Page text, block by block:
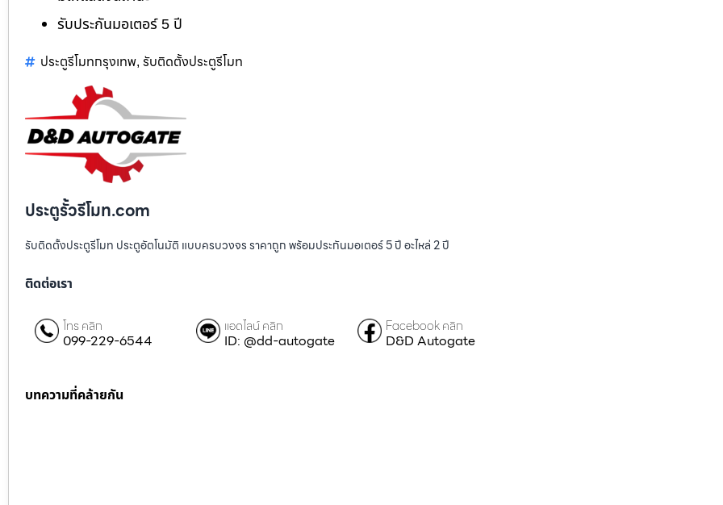
รับประกันมอเตอร์ 5 ปี
ประตูรีโมทกรุงเทพ, รับติดตั้งประตูรีโมท
ประตูรั้วรีโมท.com
รับติดตั้งประตูรีโมท ประตูอัตโนมัติ แบบครบวงจร ราคาถูก พร้อมประกันมอเตอร์ 5 ปี อะไหล่ 2 ปี
ติดต่อเรา
โทร คลิก
099-229-6544
แอดไลน์ คลิก
ID: @dd-autogate
Facebook คลิก
D&D Autogate
บทความที่คล้ายกัน